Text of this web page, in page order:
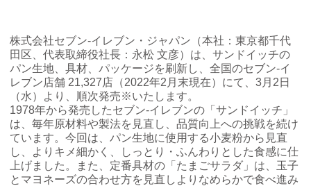
商品カテゴリ一覧
セブンプレミアム
食の安全・安心への取組み
ギフト
nanacoトップ
マルチコピー機でできること
マルチコピー機でできることトップ
コピー
便利なサービス
宅配便
チケットサービス
企業情報トップ
ニュースリリース
ごあいさつ
企業理念
私たちの取組み
サステナビリティ
サステナビリティトップ
セブン＆アイ・ホールディングスの重点課題
株式会社セブン‐イレブン・ジャパン（本社：東京都千代
田区、代表取締役社長：永松 文彦）は、サンドイッチの
パン生地、具材、パッケージを刷新し、全国のセブン‐イ
レブン店舗 21,327店（2022年2月末現在）にて、3月2日
（水）より、順次発売※いたします。
1978年から発売したセブン‐イレブンの「サンドイッチ」
は、毎年原材料や製法を見直し、品質向上への挑戦を続け
ています。今回は、パン生地に使用する小麦粉から見直
し、よりキメ細かく、しっとり・ふんわりとした食感に仕
上げました。また、定番具材の「たまごサラダ」は、玉子
とマヨネーズの合わせ方を見直しよりなめらかで食べ進み